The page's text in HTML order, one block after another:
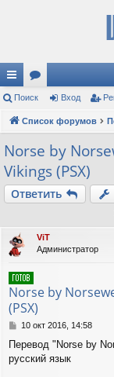
с
ы
лк
и
ор
ум
Поиск Вход
Список форумов
Norse by
Vikings (PSX)
Ответить
ViT
Администратор
Norse by
(PSX)
С
о
б
10 окт 2016, 14:58
Перевод "Norse by
русский язык